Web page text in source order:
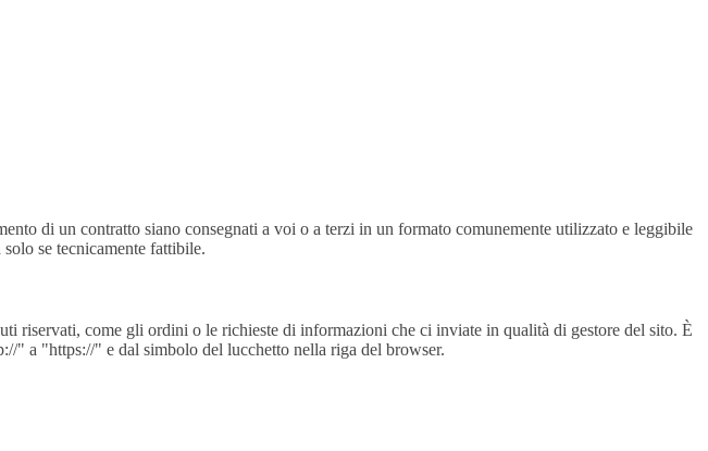
di un contratto siano consegnati a voi o a terzi in un formato comunemente utilizzato e leggibile
se tecnicamente fattibile.
riservati, come gli ordini o le richieste di informazioni che ci inviate in qualità di gestore del sito. È
" a "https://" e dal simbolo del lucchetto nella riga del browser.